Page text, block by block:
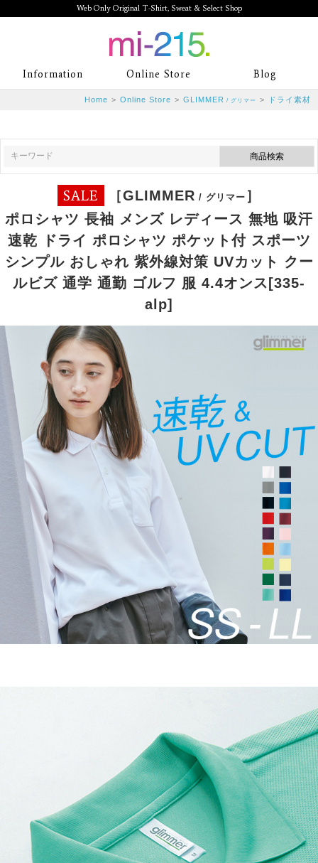
Web Only Original T-Shirt, Sweat & Select Shop
mi-215. Web Only Original T-Shirt,
Sweat & Select Shop mi-215. Tシャ
ランド専門通販
Information Online Store Blog
Home > Online Store > GLIMMER / グリマー > ドライ素材
SALE ［GLIMMER / グリマー ］
ポロシャツ 長袖 メンズ レディース 無地 吸汗
速乾 ドライ ポロシャツ ポケット付 スポーツ
シンプル おしゃれ 紫外線対策 UVカット クー
ルビズ 通学 通勤 ゴルフ 服 4.4オンス[335-
alp]